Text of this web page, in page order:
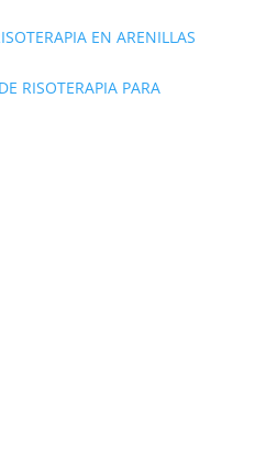
EN ARENILLAS
RISOTERAPIA PARA